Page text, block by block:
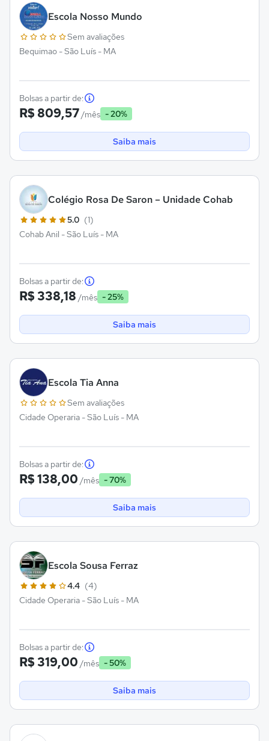
Escola Nosso Mundo
Sem avaliações
Bequimao - São Luís - MA
Bolsas a partir de:
R$ 809,57/mês - 20%
Saiba mais
Colégio Rosa De Saron – Unidade Cohab
5.0 (1)
Cohab Anil - São Luís - MA
Bolsas a partir de:
R$ 338,18 /mês - 25%
Saiba mais
Escola Tia Anna
Sem avaliações
Cidade Operaria - São Luís - MA
Bolsas a partir de:
R$ 138,00 /mês - 70%
Saiba mais
Escola Sousa Ferraz
4.4 (4)
Cidade Operaria - São Luís - MA
Bolsas a partir de:
R$ 319,00 /mês - 50%
Saiba mais